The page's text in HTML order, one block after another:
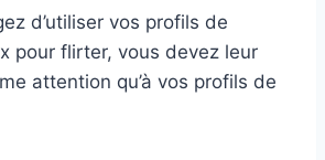
d’utiliser vos profils de
pour flirter, vous devez leur
attention qu’à vos profils de